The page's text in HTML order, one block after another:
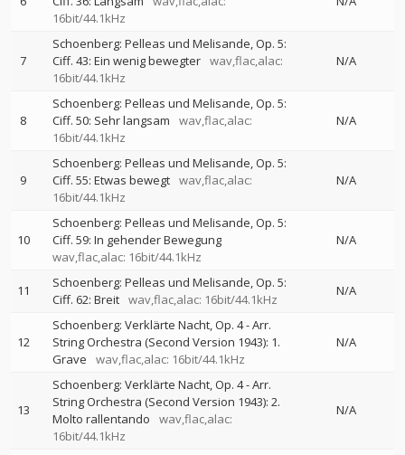
16bit/44.1kHz
7
Schoenberg: Pelleas und Melisande, Op. 5:
Ciff. 43: Ein wenig bewegter wav,flac,alac:
16bit/44.1kHz
N/A
8
Schoenberg: Pelleas und Melisande, Op. 5:
Ciff. 50: Sehr langsam
wav,flac,alac:
16bit/44.1kHz
N/A
9
Schoenberg: Pelleas und Melisande, Op. 5:
Ciff. 55: Etwas bewegt wav,flac,alac:
16bit/44.1kHz
N/A
10
Schoenberg: Pelleas und Melisande, Op. 5:
Ciff. 59: In gehender Bewegung
wav,flac,alac: 16bit/44.1kHz
N/A
11
Schoenberg: Pelleas und Melisande, Op. 5:
Ciff. 62: Breit wav,flac,alac: 16bit/44.1kHz
N/A
12
Schoenberg: Verklärte Nacht, Op. 4 - Arr.
String Orchestra (Second Version 1943): 1.
Grave
wav,flac,alac: 16bit/44.1kHz
N/A
13
Schoenberg: Verklärte Nacht, Op. 4 - Arr.
String Orchestra (Second Version 1943): 2.
Molto rallentando
wav,flac,alac:
16bit/44.1kHz
N/A